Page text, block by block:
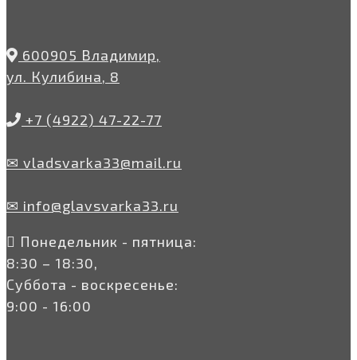
600905 Владимир,
ул. Кулибина, 8
+7 (4922) 47-22-77
✉ vladsvarka33@mail.ru
✉ info@glavsvarka33.ru
Понедельник - пятница:
8:30 – 18:30,
Суббота - воскресенье:
9:00 - 16:00